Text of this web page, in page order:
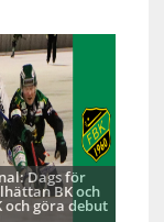
Dags för
BK och
och göra debut